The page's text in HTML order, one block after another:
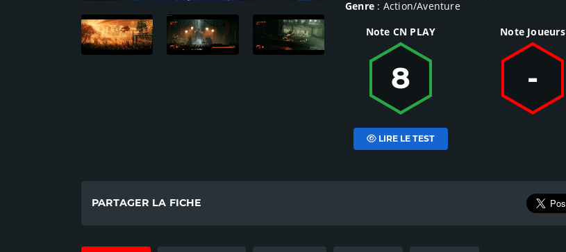
Genre : Action/Aventure
Note CN PLAY
8
LIRE LE TEST
Note Joueurs
-
PARTAGER LA FICHE